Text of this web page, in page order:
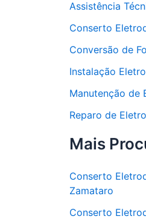
Assistência
Conserto
Conversão de
Instalação
Manutenção de
Reparo de
Mais
Conserto
Zamataro
Conserto